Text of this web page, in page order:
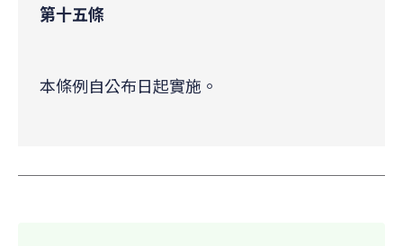
第十五條
本條例自公布日起實施。